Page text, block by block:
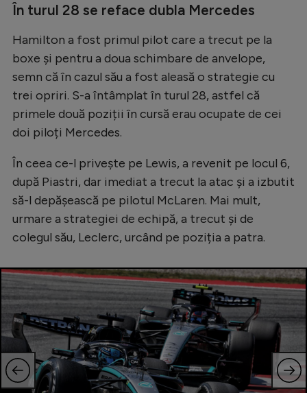
În turul 28 se reface dubla Mercedes
Hamilton a fost primul pilot care a trecut pe la
boxe și pentru a doua schimbare de anvelope,
semn că în cazul său a fost aleasă o strategie cu
trei opriri. S-a întâmplat în turul 28, astfel că
primele două poziții în cursă erau ocupate de cei
doi piloți Mercedes.
În ceea ce-l privește pe Lewis, a revenit pe locul 6,
după Piastri, dar imediat a trecut la atac și a izbutit
să-l depășească pe pilotul McLaren. Mai mult,
urmare a strategiei de echipă, a trecut și de
colegul său, Leclerc, urcând pe poziția a patra.